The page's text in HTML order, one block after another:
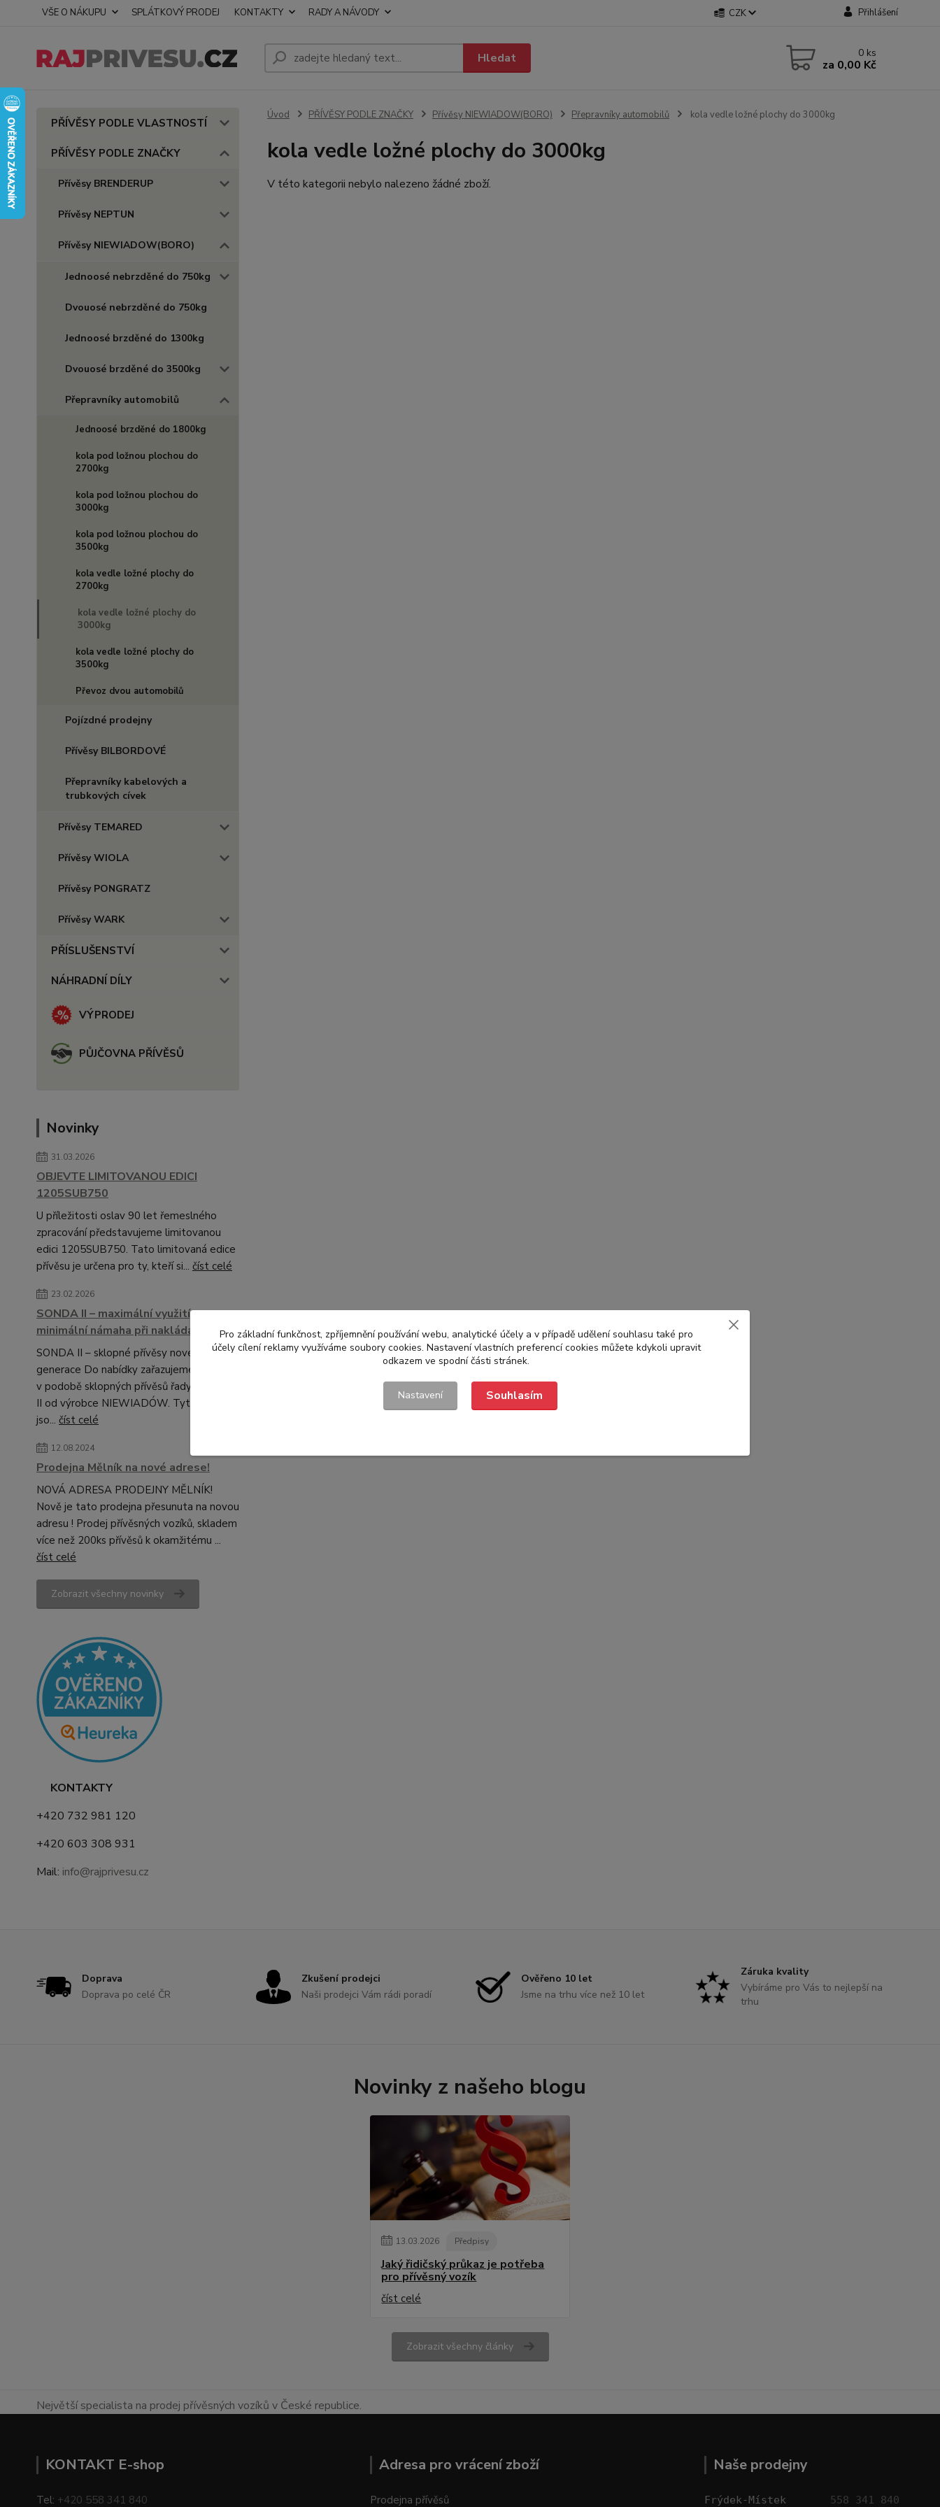
VŠE O NÁKUPU SPLÁTKOVÝ PRODEJ KONTAKTY RADY A NÁVODY CZK Přihlášení
Hledat 0 ks
za 0,00 Kč
PŘÍVĚSY PODLE VLASTNOSTÍ
PŘÍVĚSY PODLE ZNAČKY
Přívěsy BRENDERUP
Přívěsy NEPTUN
Přívěsy NIEWIADOW(BORO)
Jednoosé nebrzděné do 750kg
Dvouosé nebrzděné do 750kg
Jednoosé brzděné do 1300kg
Dvouosé brzděné do 3500kg
Přepravníky automobilů
Jednoosé brzděné do 1800kg
kola pod ložnou plochou do
2700kg
kola pod ložnou plochou do
3000kg
kola pod ložnou plochou do
3500kg
kola vedle ložné plochy do
2700kg
kola vedle ložné plochy do
3000kg
kola vedle ložné plochy do
3500kg
Převoz dvou automobilů
Pojízdné prodejny
Přívěsy BILBORDOVÉ
Přepravníky kabelových a
trubkových cívek
Přívěsy TEMARED
Přívěsy WIOLA
Přívěsy PONGRATZ
Přívěsy WARK
PŘÍSLUŠENSTVÍ
NÁHRADNÍ DÍLY
VÝPRODEJ
PŮJČOVNA PŘÍVĚSŮ
Novinky
31.03.2026
OBJEVTE LIMITOVANOU EDICI
1205SUB750
U příležitosti oslav 90 let řemeslného
zpracování představujeme limitovanou
edici 1205SUB750. Tato limitovaná edice
přívěsu je určena pro ty, kteří si... číst celé
23.02.2026
SONDA II – maximální využití,
minimální námaha při nakládání.
SONDA II – sklopné přívěsy nové
generace Do nabídky zařazujeme novinku
v podobě sklopných přívěsů řady SONDA
II od výrobce NIEWIADÓW. Tyto modely
jso... číst celé
12.08.2024
Prodejna Mělník na nové adrese!
NOVÁ ADRESA PRODEJNY MĚLNÍK!
Nově je tato prodejna přesunuta na novou
adresu ! Prodej přívěsných vozíků, skladem
více než 200ks přívěsů k okamžitému ...
číst celé
Zobrazit všechny novinky
KONTAKTY
+420 732 981 120
+420 603 308 931
Mail: info@rajprivesu.cz
Úvod PŘÍVĚSY PODLE ZNAČKY Přívěsy NIEWIADOW(BORO) Přepravníky automobilů kola vedle ložné plochy do 3000kg
kola vedle ložné plochy do 3000kg
V této kategorii nebylo nalezeno žádné zboží.
Doprava
Doprava po celé ČR
Zkušení prodejci
Naši prodejci Vám rádi poradí
Ověřeno 10 let
Jsme na trhu více než 10 let
Záruka kvality
Vybíráme pro Vás to nejlepší na
trhu
Novinky z našeho blogu
13.03.2026 Předpisy
Jaký řidičský průkaz je potřeba
pro přívěsný vozík
číst celé
Zobrazit všechny články
Největší specialista na prodej přívěsných vozíků v České republice.
KONTAKT E-shop
Tel: +420 558 341 840
Adresa pro vrácení zboží
Prodejna přívěsů
Naše prodejny
Frýdek-Místek 558 341 840
Pro základní funkčnost, zpříjemnění používání webu, analytické účely a v případě udělení souhlasu také pro
účely cílení reklamy využíváme soubory cookies. Nastavení vlastních preferencí cookies můžete kdykoli upravit
odkazem ve spodní části stránek.
Nastavení Souhlasím